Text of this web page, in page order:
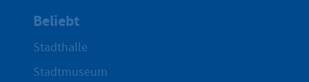
Beliebt
Stadthalle
Stadtmuseum